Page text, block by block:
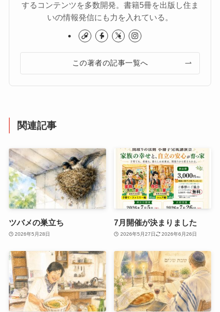
するコンテンツを多数開発。書籍5冊を出版し住ま
いの情報発信にも力を入れている。
この著者の記事一覧へ
関連記事
ツバメの巣立ち
2026年5月28日
7月開催が決まりました
2026年5月27日 2026年6月26日